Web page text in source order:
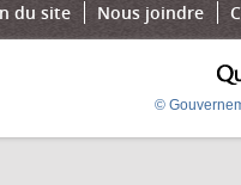
du site Nous joindre
©